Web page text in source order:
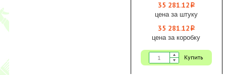
35 281.12 i
цена за штуку
35 281.12 i
цена за коробку
Купить